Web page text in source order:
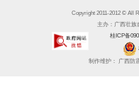
Copyright 2011-2012 © All
主办：广西壮族
桂ICP备
制作维护： 广西防